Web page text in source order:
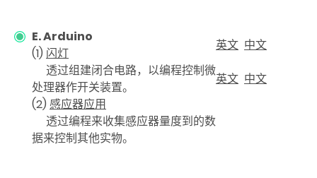
E. Arduino
(1) 闪灯
透过组建闭合电路，以编程控制微
处理器作开关装置。
(2) 感应器应用
透过编程来收集感应器量度到的数
据来控制其他实物。
英文 中文
英文 中文